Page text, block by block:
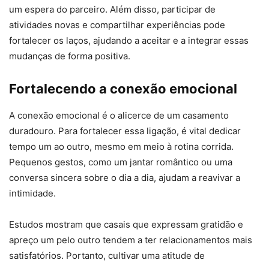
um espera do parceiro. Além disso, participar de
atividades novas e compartilhar experiências pode
fortalecer os laços, ajudando a aceitar e a integrar essas
mudanças de forma positiva.
Fortalecendo a conexão emocional
A conexão emocional é o alicerce de um casamento
duradouro. Para fortalecer essa ligação, é vital dedicar
tempo um ao outro, mesmo em meio à rotina corrida.
Pequenos gestos, como um jantar romântico ou uma
conversa sincera sobre o dia a dia, ajudam a reavivar a
intimidade.
Estudos mostram que casais que expressam gratidão e
apreço um pelo outro tendem a ter relacionamentos mais
satisfatórios. Portanto, cultivar uma atitude de